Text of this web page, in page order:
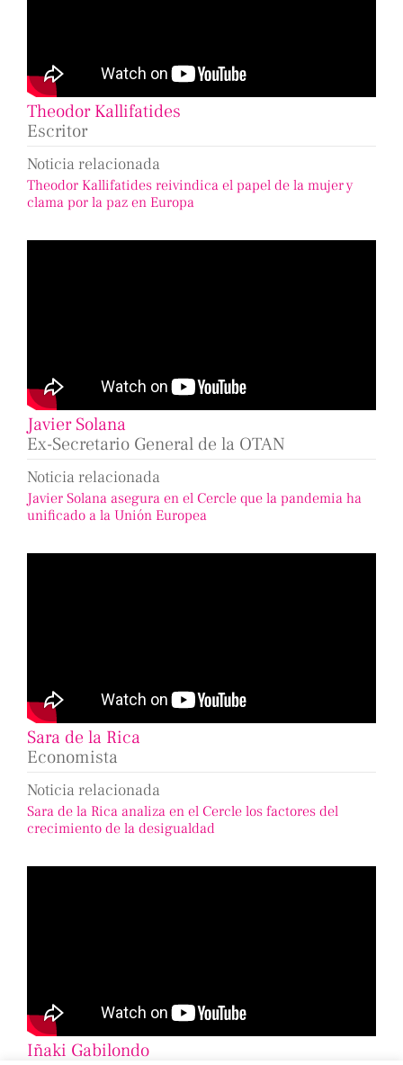
Theodor Kallifatides
Escritor
Noticia relacionada
Theodor Kallifatides reivindica el papel de la mujer y
clama por la paz en Europa
Javier Solana
Ex-Secretario General de la OTAN
Noticia relacionada
Javier Solana asegura en el Cercle que la pandemia ha
unificado a la Unión Europea
Sara de la Rica
Economista
Noticia relacionada
Sara de la Rica analiza en el Cercle los factores del
crecimiento de la desigualdad
Iñaki Gabilondo